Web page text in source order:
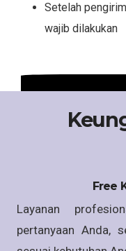
Setelah
wajib dilakukan
Free
Layanan
pertanyaan Anda,